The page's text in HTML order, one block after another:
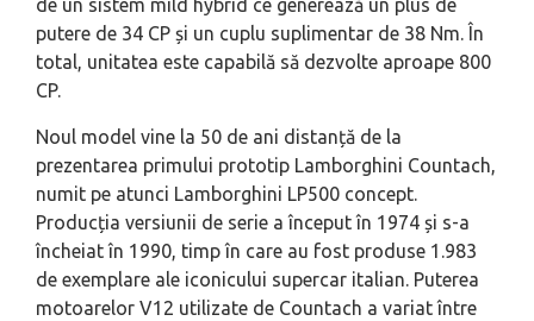
de un sistem mild hybrid ce generează un plus de
putere de 34 CP și un cuplu suplimentar de 38 Nm. În
total, unitatea este capabilă să dezvolte aproape 800
CP.
Noul model vine la 50 de ani distanță de la
prezentarea primului prototip Lamborghini Countach,
numit pe atunci Lamborghini LP500 concept.
Producția versiunii de serie a început în 1974 și s-a
încheiat în 1990, timp în care au fost produse 1.983
de exemplare ale iconicului supercar italian. Puterea
motoarelor V12 utilizate de Countach a variat între